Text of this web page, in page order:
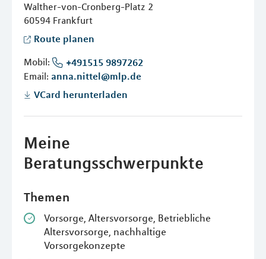
Walther-von-Cronberg-Platz 2
60594 Frankfurt
Route planen
Mobil:
+491515 9897262
Email: anna.nittel@mlp.de
VCard herunterladen
Meine
Beratungsschwerpunkte
Themen
Vorsorge, Altersvorsorge, Betriebliche
Altersvorsorge, nachhaltige
Vorsorgekonzepte